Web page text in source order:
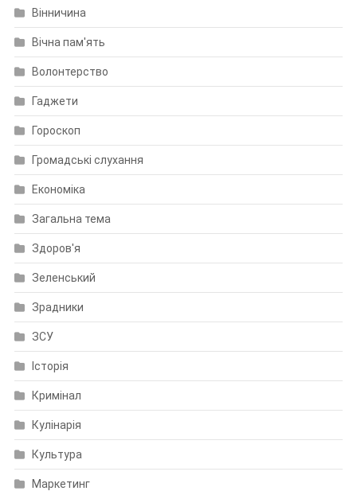
Вінничина
Вічна пам'ять
Волонтерство
Гаджети
Гороскоп
Громадські слухання
Економіка
Загальна тема
Здоров'я
Зеленський
Зрадники
ЗСУ
Історія
Кримінал
Кулінарія
Культура
Маркетинг